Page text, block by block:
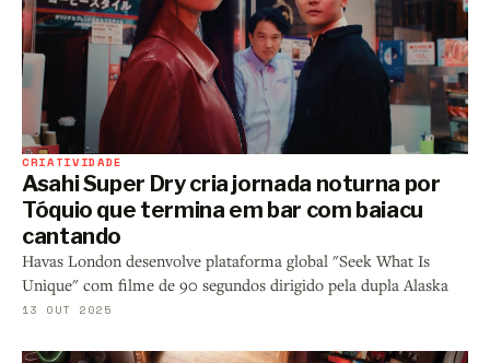
CRIATIVIDADE
Asahi Super Dry cria jornada noturna por
Tóquio que termina em bar com baiacu
cantando
Havas London desenvolve plataforma global "Seek What Is
Unique" com filme de 90 segundos dirigido pela dupla Alaska
13 OUT 2025